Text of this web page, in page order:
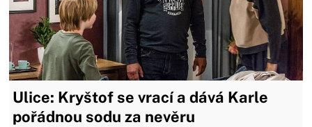
Ulice: Kryštof se vrací a dává Karle
pořádnou sodu za nevěru